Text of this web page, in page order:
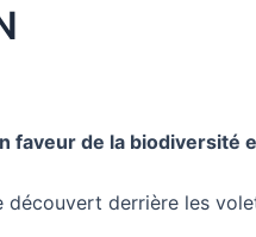
faveur de la biodiversité
derrière les